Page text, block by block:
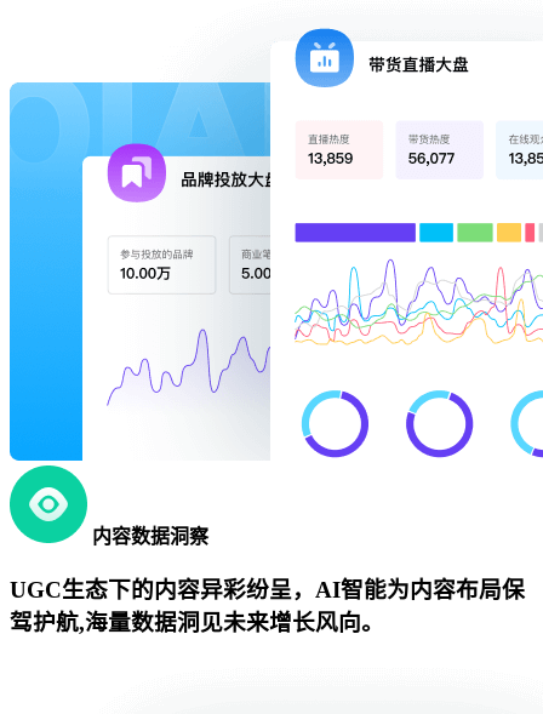
内容数据洞察
UGC生态下的内容异彩纷呈，AI智能为内容布局保
驾护航,海量数据洞见未来增长风向。